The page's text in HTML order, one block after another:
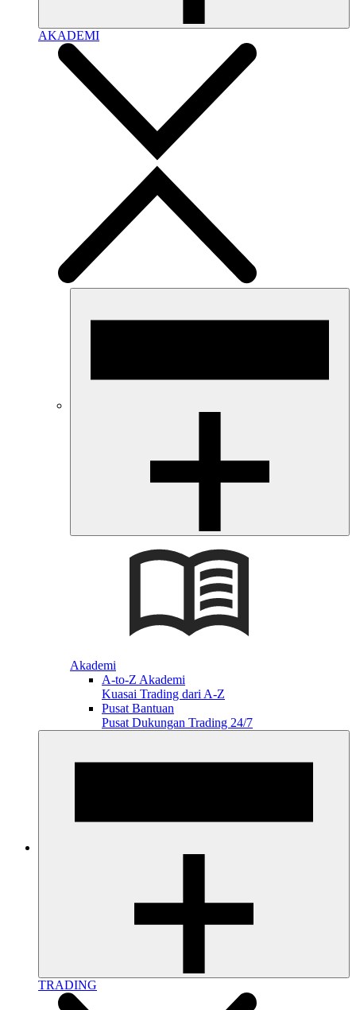
AKADEMI
Akademi
A-to-Z Akademi
Kuasai Trading dari A-Z
Pusat Bantuan
Pusat Dukungan Trading 24/7
TRADING